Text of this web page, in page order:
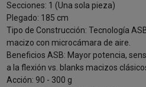
Secciones: 1 (Una sola pieza)
Plegado: 185 cm
Tipo de Construcción: Tecnología
macizo con microcámara de aire.
Beneficios ASB: Mayor potencia,
a la flexión vs. blanks macizos
Acción: 90 - 300 g